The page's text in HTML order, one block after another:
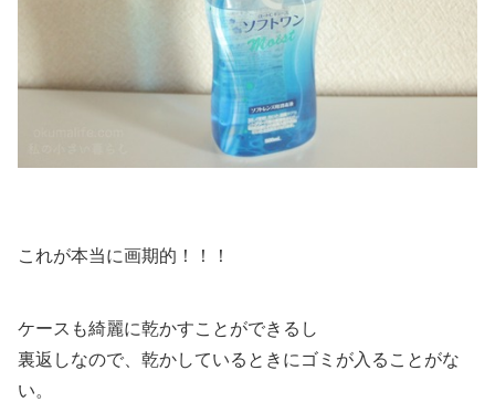
これが本当に画期的！！！
ケースも綺麗に乾かすことができるし
裏返しなので、乾かしているときにゴミが入ることがな
い。